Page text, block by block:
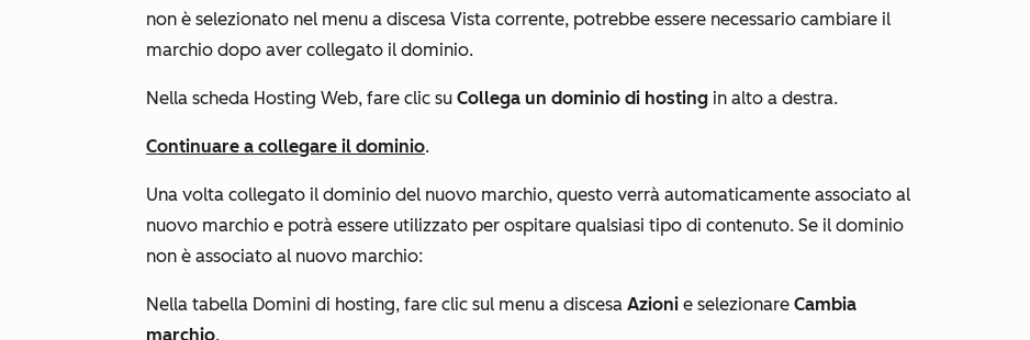
non è selezionato nel menu a discesa Vista corrente, potrebbe essere necessario cambiare il
marchio dopo aver collegato il dominio.
Nella scheda Hosting Web, fare clic su Collega un dominio di hosting in alto a destra.
Continuare a collegare il dominio.
Una volta collegato il dominio del nuovo marchio, questo verrà automaticamente associato al
nuovo marchio e potrà essere utilizzato per ospitare qualsiasi tipo di contenuto. Se il dominio
non è associato al nuovo marchio:
Nella tabella Domini di hosting, fare clic sul menu a discesa Azioni e selezionare Cambia
marchio.